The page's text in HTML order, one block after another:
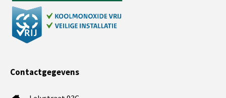
Contactgegevens